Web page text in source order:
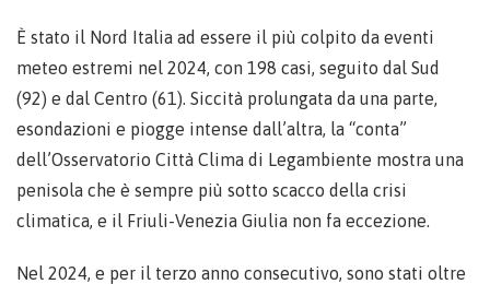
È stato il Nord Italia ad essere il più colpito da eventi
meteo estremi nel 2024, con 198 casi, seguito dal Sud
(92) e dal Centro (61). Siccità prolungata da una parte,
esondazioni e piogge intense dall’altra, la “conta”
dell’Osservatorio Città Clima di Legambiente mostra una
penisola che è sempre più sotto scacco della crisi
climatica, e il Friuli-Venezia Giulia non fa eccezione.
Nel 2024, e per il terzo anno consecutivo, sono stati oltre